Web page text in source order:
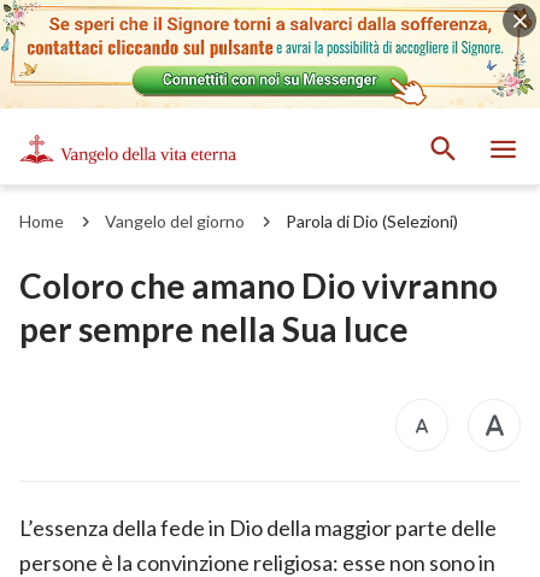
Home Vangelo del giorno Parola di Dio (Selezioni)
Coloro che amano Dio vivranno
per sempre nella Sua luce
L’essenza della fede in Dio della maggior parte delle
persone è la convinzione religiosa: esse non sono in